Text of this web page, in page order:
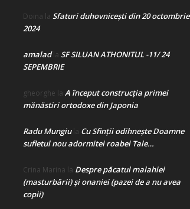
Doina la Sfaturi duhovnicești din 20 octombrie
2024
amaladla SF SILUAN ATHONITUL -11/ 24
SEPEMBRIE
gheorghe la A început construcţia primei
mănăstiri ortodoxe din Japonia
Radu Mungiula Cu Sfinții odihnește Doamne
sufletul nou adormitei roabei Tale…
Crina Marina la Despre păcatul malahiei
(masturbării) şi onaniei (pazei de a nu avea
copii)